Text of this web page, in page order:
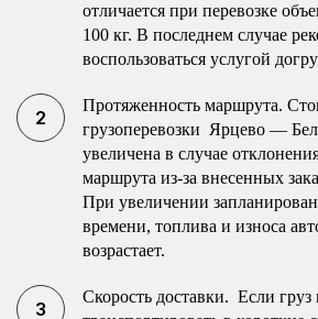
отличается при перевозке
100 кг. В последнем случае
воспользоваться услугой
Протяженность маршрута.
грузоперевозки Ярцево —
увеличена в случае
маршрута из-за внесенных
При увеличении
времени, топлива и износа
возрастает.
Скорость доставки. Если